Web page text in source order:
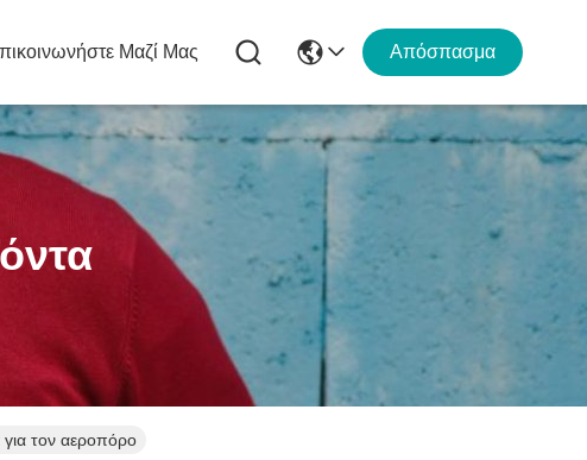
Μαζί Μας Απόσπασμα
τον αεροπόρο